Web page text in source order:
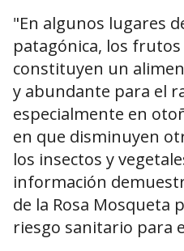
"En algunos lugares
patagónica, los frutos
constituyen un
y abundante para el
especialmente en
en que disminuyen
los insectos y
información
de la Rosa Mosqueta
riesgo sanitario para